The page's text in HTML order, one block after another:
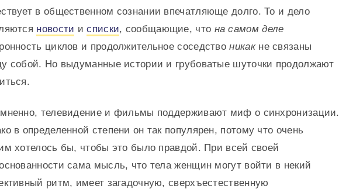
в общественном сознании впечатляюще долго. То и дело
новости исписки, сообщающие, что на самом деле
циклов и продолжительное соседствоникак не связаны
собой. Но выдуманные истории и грубоватые шуточки продолжают
телевидение и фильмы поддерживают миф о синхронизации.
в определенной степени он так популярен, потому что очень
хотелось бы, чтобы это было правдой. При всей своей
сама мысль, что тела женщин могут войти в некий
ритм, имеет загадочную, сверхъестественную